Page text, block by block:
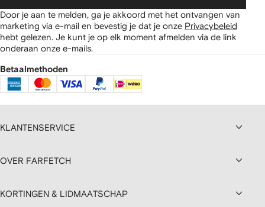
Door je aan te melden, ga je akkoord met het ontvangen van
marketing via e-mail en bevestig je dat je onze Privacybeleid
hebt gelezen. Je kunt je op elk moment afmelden via de link
onderaan onze e-mails.
Betaalmethoden
KLANTENSERVICE
OVER FARFETCH
KORTINGEN & LIDMAATSCHAP